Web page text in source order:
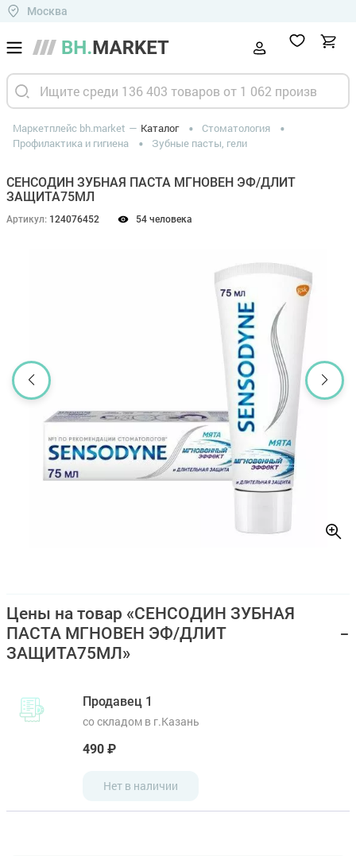
Москва
Маркетплейс bh.market Каталог
Стоматология
Профилактика и гигиена
Зубные пасты, гели
СЕНСОДИН ЗУБНАЯ ПАСТА МГНОВЕН ЭФ/ДЛИТ
ЗАЩИТА75МЛ
Артикул: 124076452 54 человека
Цены на товар «СЕНСОДИН ЗУБНАЯ
ПАСТА МГНОВЕН ЭФ/ДЛИТ
ЗАЩИТА75МЛ»
Продавец 1
со складом в г.Казань
490 ₽
Нет в наличии